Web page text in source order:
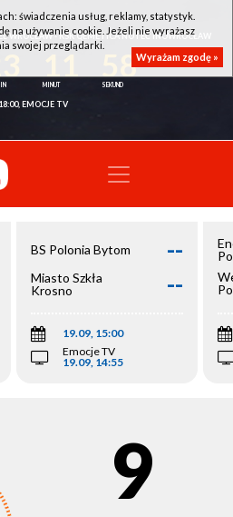
WROCŁAW - KSK QEMETICA NOTEĆ INOWROCŁAW
57
EMOCJE TV
BS Polonia Bytom --
Miasto Szkła
Krosno
--
19.09, 15:00
Emocje TV
19.09, 14:55
9
świadczenia usług, reklamy, statystyk.
na używanie cookie. Jeżeli nie wyrażasz
swojej przeglądarki.
Wyrażam zgodę »